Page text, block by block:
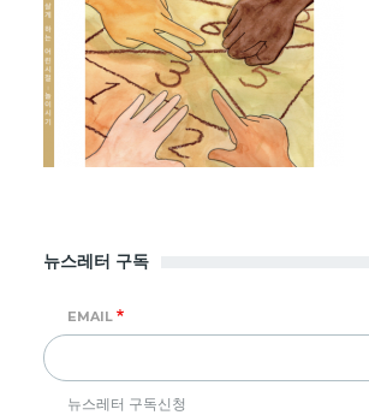
뉴스레터 구독
EMAIL
뉴스레터 구독신청